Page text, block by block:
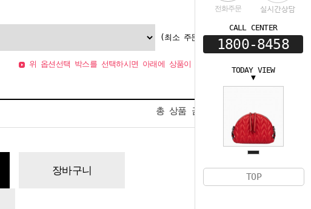
전화주문
CALL CENTER
1800-8458
TODAY VIEW
▼
TOP
(최소 주문수량 1개
위 옵션선택 박스를 선택하시면 아래에 상품이 추가됩니다.
총 상품 금액
장바구니